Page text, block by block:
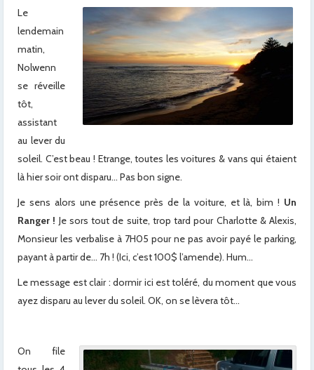
Le
lendemain
matin,
Nolwenn
se réveille
tôt,
assistant
au lever du
soleil. C’est beau ! Etrange, toutes les voitures & vans qui étaient
là hier soir ont disparu… Pas bon signe.
Je sens alors une présence près de la voiture, et là, bim ! Un
Ranger ! Je sors tout de suite, trop tard pour Charlotte & Alexis,
Monsieur les verbalise à 7H05 pour ne pas avoir payé le parking,
payant à partir de… 7h ! (Ici, c’est 100$ l’amende). Hum…
Le message est clair : dormir ici est toléré, du moment que vous
ayez disparu au lever du soleil. OK, on se lèvera tôt…
On file